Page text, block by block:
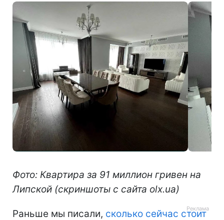
Фото: Квартира за 91 миллион гривен на
Липской (скриншоты с сайта olx.ua)
Раньше мы писали, сколько сейчас стоит